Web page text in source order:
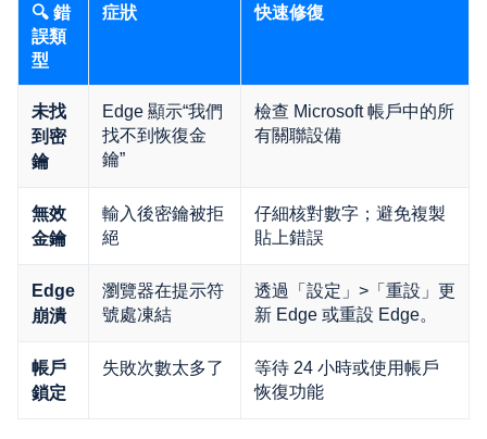
🔍 錯
誤類
型
症狀 快速修復
未找
到密
鑰
Edge 顯示“我們
找不到恢復金
鑰”
檢查 Microsoft 帳戶中的所
有關聯設備
無效
金鑰
輸入後密鑰被拒
絕
仔細核對數字；避免複製
貼上錯誤
Edge
崩潰
瀏覽器在提示符
號處凍結
透過「設定」>「重設」更
新 Edge 或重設 Edge。
帳戶
鎖定
失敗次數太多了
等待 24 小時或使用帳戶
恢復功能